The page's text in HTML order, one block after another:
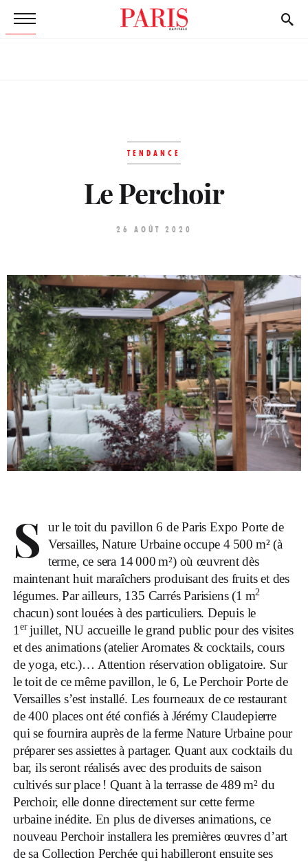
TENDANCE
Le Perchoir
26 AOÛT 2020
S
ur le toit du pavillon 6 de Paris Expo Porte de
Versailles, Nature Urbaine occupe 4 500 m² (à
terme, ce sera 14 000 m²) où œuvrent dès
maintenant huit maraîchers produisant des fruits et des
légumes. Par ailleurs, 135 Carrés Parisiens (1 m2
chacun) sont louées à des particuliers. Depuis le
1 erjuillet, NU accueille le grand public pour des visites
et des animations (atelier Aromates & cocktails, cours
de yoga, etc.)… Attention réservation obligatoire. Sur
le toit de ce même pavillon, le 6, Le Perchoir Porte de
Versailles s’est installé. Les fourneaux de ce restaurant
de 400 places ont été confiés à Jérémy Claudepierre
qui se fournira auprès de la ferme Nature Urbaine pour
préparer ses assiettes à partager. Quant aux cocktails du
bar, ils seront réalisés avec des produits de saison
cultivés sur place ! Quant à la terrasse de 489 m² du
Perchoir, elle donne directement sur cette ferme
urbaine inédite. En plus de diverses animations, ce
nouveau Perchoir installera les premières œuvres d’art
de sa Collection Perchée qui habilleront ensuite ses